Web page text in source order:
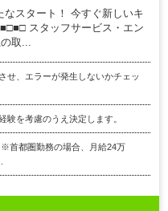
スタート！ 今すぐ新しいキ
スタッフサービス・エン
取...
せ、エラーが発生しないかチェッ
験を考慮のうえ決定します。
首都圏勤務の場合、月給24万